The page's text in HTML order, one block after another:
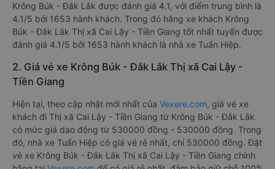
Krông Búk - Đắk Lắk được đánh giá 4.1, với điểm trung bình là
4.1/5 bởi 1653 hành khách. Trong đó hãng xe khách Krông
Búk - Đắk Lắk Thị xã Cai Lậy - Tiền Giang tốt nhất tuyến được
đánh giá 4.1/5 bởi 1653 hành khách là nhà xe Tuấn Hiệp.
2. Giá vé xe Krông Búk - Đắk Lắk Thị xã Cai Lậy -
Tiền Giang
Hiện tại, theo cập nhật mới nhất của Vexere.com, giá vé xe
khách đi Thị xã Cai Lậy - Tiền Giang từ Krông Búk - Đắk Lắk
có mức giá dao động từ 530000 đồng - 530000 đồng. Trong
đó, nhà xe Tuấn Hiệp có giá vé rẻ nhất, chỉ 530000 đồng. Đặt
vé xe Krông Búk - Đắk Lắk Thị xã Cai Lậy - Tiền Giang chính